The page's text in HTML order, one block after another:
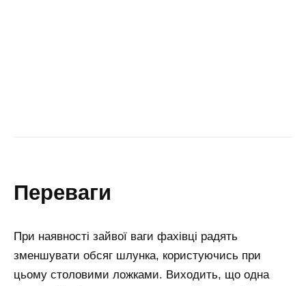
переваги
При наявності зайвої ваги фахівці радять
зменшувати обсяг шлунка, користуючись при
цьому столовими ложками. Виходить, що одна